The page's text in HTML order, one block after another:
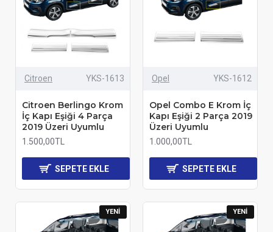
Citroen YKS-1613
Citroen Berlingo Krom
İç Kapı Eşiği 4 Parça
2019 Üzeri Uyumlu
1.500,00TL
SEPETE EKLE
Opel YKS-1612
Opel Combo E Krom İç
Kapı Eşiği 2 Parça 2019
Üzeri Uyumlu
1.000,00TL
SEPETE EKLE
YENI YENI